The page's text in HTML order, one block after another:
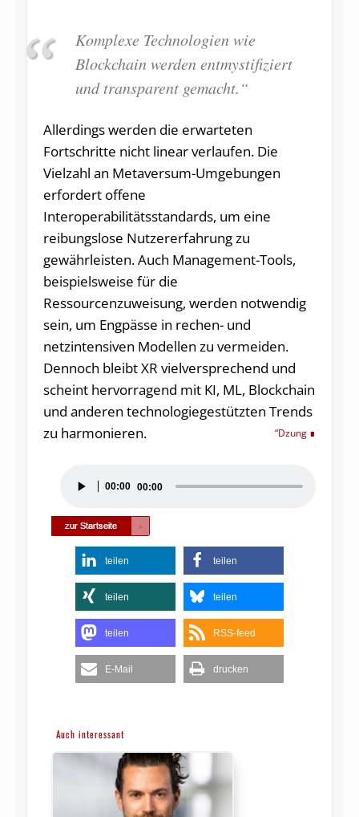
Komplexe Technologien wie
Blockchain werden entmystifiziert
und transparent gemacht.“
Allerdings werden die erwarteten
Fortschritte nicht linear verlaufen. Die
Vielzahl an Metaversum-Umgebungen
erfordert offene
Interoperabilitätsstandards, um eine
reibungslose Nutzererfahrung zu
gewährleisten. Auch Management-Tools,
beispielsweise für die
Ressourcenzuweisung, werden notwendig
sein, um Engpässe in rechen- und
netzintensiven Modellen zu vermeiden.
Dennoch bleibt XR vielversprechend und
scheint hervorragend mit KI, ML, Blockchain
und anderen technologiegestützten Trends
zu harmonieren.
“Dzung
Player
00:00 00:00
teilen teilen
teilen teilen
teilen RSS-feed
E-Mail drucken
Auch interessant